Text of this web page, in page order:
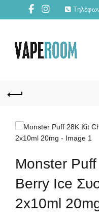
Monster
Berry Ice
2x10ml